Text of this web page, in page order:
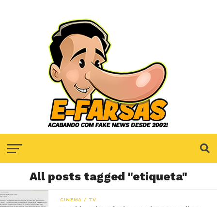
All posts tagged "etiqueta"
CINEMA / TV